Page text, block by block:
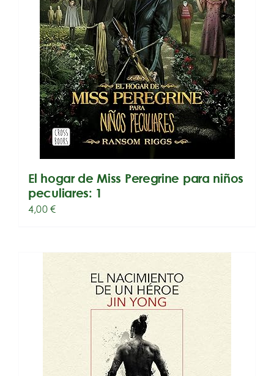
El hogar de Miss Peregrine para niños
peculiares: 1
4,00€